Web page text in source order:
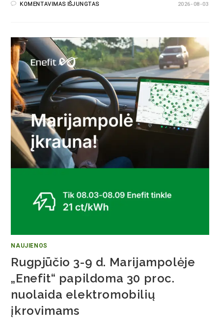
KOMENTAVIMAS IŠJUNGTAS 2026-08-03
NAUJIENOS
Rugpjūčio 3-9 d. Marijampolėje
„Enefit“ papildoma 30 proc.
nuolaida elektromobilių
įkrovimams